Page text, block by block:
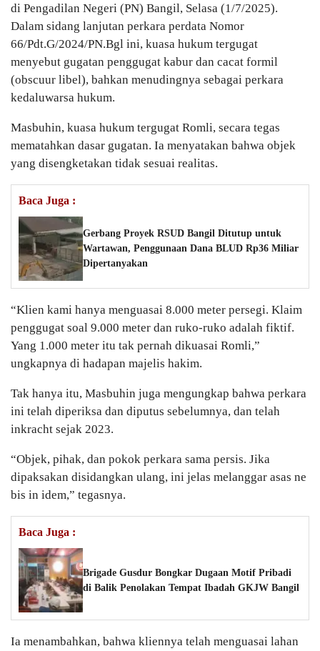
di Pengadilan Negeri (PN) Bangil, Selasa (1/7/2025).
Dalam sidang lanjutan perkara perdata Nomor
66/Pdt.G/2024/PN.Bgl ini, kuasa hukum tergugat
menyebut gugatan penggugat kabur dan cacat formil
(obscuur libel), bahkan menudingnya sebagai perkara
kedaluwarsa hukum.
Masbuhin, kuasa hukum tergugat Romli, secara tegas
mematahkan dasar gugatan. Ia menyatakan bahwa objek
yang disengketakan tidak sesuai realitas.
Baca Juga :
Gerbang Proyek RSUD Bangil Ditutup untuk
Wartawan, Penggunaan Dana BLUD Rp36 Miliar
Dipertanyakan
“Klien kami hanya menguasai 8.000 meter persegi. Klaim
penggugat soal 9.000 meter dan ruko-ruko adalah fiktif.
Yang 1.000 meter itu tak pernah dikuasai Romli,”
ungkapnya di hadapan majelis hakim.
Tak hanya itu, Masbuhin juga mengungkap bahwa perkara
ini telah diperiksa dan diputus sebelumnya, dan telah
inkracht sejak 2023.
“Objek, pihak, dan pokok perkara sama persis. Jika
dipaksakan disidangkan ulang, ini jelas melanggar asas ne
bis in idem,” tegasnya.
Baca Juga :
Brigade Gusdur Bongkar Dugaan Motif Pribadi
di Balik Penolakan Tempat Ibadah GKJW Bangil
Ia menambahkan, bahwa kliennya telah menguasai lahan